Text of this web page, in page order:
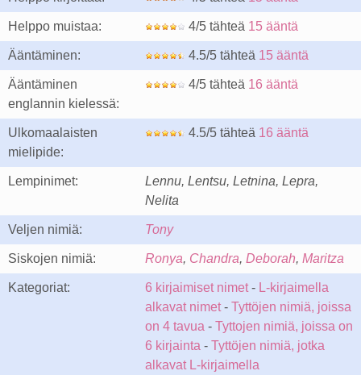
Helppo muistaa: 4/5 tähteä 15 ääntä
Ääntäminen: 4.5/5 tähteä 15 ääntä
Ääntäminen
englannin kielessä:
4/5 tähteä 16 ääntä
Ulkomaalaisten
mielipide:
4.5/5 tähteä 16 ääntä
Lempinimet:
Lennu, Lentsu, Letnina, Lepra,
Nelita
Veljen nimiä: Tony
Siskojen nimiä: Ronya, Chandra, Deborah, Maritza
Kategoriat: 6 kirjaimiset nimet- L-kirjaimella
alkavat nimet- Tyttöjen nimiä, joissa
on 4 tavua - Tyttojen nimiä, joissa on
6 kirjainta - Tyttöjen nimiä, jotka
alkavat L-kirjaimella